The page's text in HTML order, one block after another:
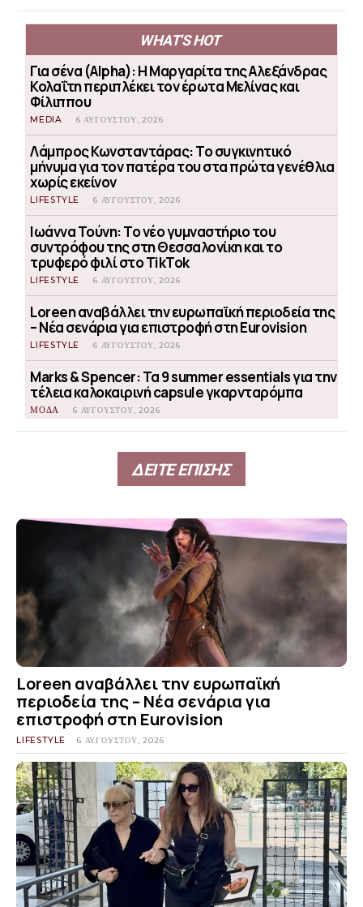
WHAT'S HOT
Για σένα (Alpha): Η Μαργαρίτα της Αλεξάνδρας
Κολαΐτη περιπλέκει τον έρωτα Μελίνας και
Φίλιππου
MEDIA 6 ΑΥΓΟΎΣΤΟΥ, 2026
Λάμπρος Κωνσταντάρας: Το συγκινητικό
μήνυμα για τον πατέρα του στα πρώτα γενέθλια
χωρίς εκείνον
LIFESTYLE 6 ΑΥΓΟΎΣΤΟΥ, 2026
Ιωάννα Τούνη: Το νέο γυμναστήριο του
συντρόφου της στη Θεσσαλονίκη και το
τρυφερό φιλί στο TikTok
LIFESTYLE 6 ΑΥΓΟΎΣΤΟΥ, 2026
Loreen αναβάλλει την ευρωπαϊκή περιοδεία της
– Νέα σενάρια για επιστροφή στη Eurovision
LIFESTYLE 6 ΑΥΓΟΎΣΤΟΥ, 2026
Marks & Spencer: Τα 9 summer essentials για την
τέλεια καλοκαιρινή capsule γκαρνταρόμπα
ΜΟΔΑ 6 ΑΥΓΟΎΣΤΟΥ, 2026
ΔΕΙΤΕ ΕΠΙΣΗΣ
Loreen αναβάλλει την ευρωπαϊκή
περιοδεία της – Νέα σενάρια για
επιστροφή στη Eurovision
LIFESTYLE 6 ΑΥΓΟΎΣΤΟΥ, 2026